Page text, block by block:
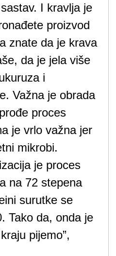
I kravlja je
proizvod
znate da je krava
da je jela više
i
Važna je obrada
proces
je vrlo važna jer
mikrobi.
je proces
na 72 stepena
surutke se
Tako da, onda je
pijemo”,